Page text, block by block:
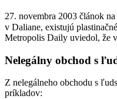
27. novembra 2003 článok
v Daliane, existujú
Metropolis Daily uviedol, že
Nelegálny obchod s
Z nelegálneho obchodu s
príkladov: